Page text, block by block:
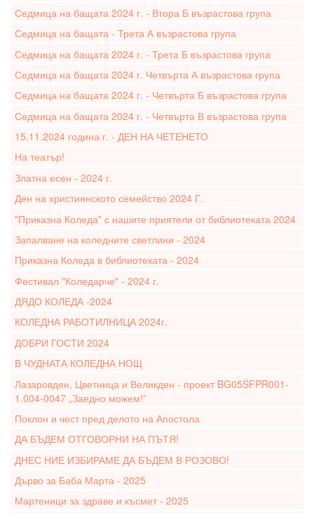
Седмица на бащата 2024 г. - Втора Б възрастова група
Седмица на бащата - Трета А възрастова група
Седмица на бащата 2024 г. - Трета Б възрастова група
Седмица на бащата 2024 г. Четвърта А възрастова група
Седмица на бащата 2024 г. - Четвърта Б възрастова група
Седмица на бащата 2024 г. - Четвърта В възрастова група
15.11.2024 година г. - ДЕН НА ЧЕТЕНЕТО
На театър!
Златна есен - 2024 г.
Ден на християнското семейство 2024 Г.
"Приказна Коледа" с нашите приятели от библиотеката 2024
Запалване на коледните светлини - 2024
Приказна Коледа в библиотеката - 2024
Фестивал "Коледарче" - 2024 г.
ДЯДО КОЛЕДА -2024
КОЛЕДНА РАБОТИЛНИЦА 2024г.
ДОБРИ ГОСТИ 2024
В ЧУДНАТА КОЛЕДНА НОЩ
Лазаровден, Цветница и Великден - проект BG05SFPR001-
1.004-0047 „Заедно можем!”
Поклон и чест пред делото на Апостола
ДА БЪДЕМ ОТГОВОРНИ НА ПЪТЯ!
ДНЕС НИЕ ИЗБИРАМЕ ДА БЪДЕМ В РОЗОВО!
Дърво за Баба Марта - 2025
Мартеници за здраве и късмет - 2025